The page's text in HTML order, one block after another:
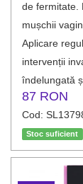
de fermitate.
mușchii
Aplicare
intervenții
îndelungată
87 RON
Cod:
Stoc suficient